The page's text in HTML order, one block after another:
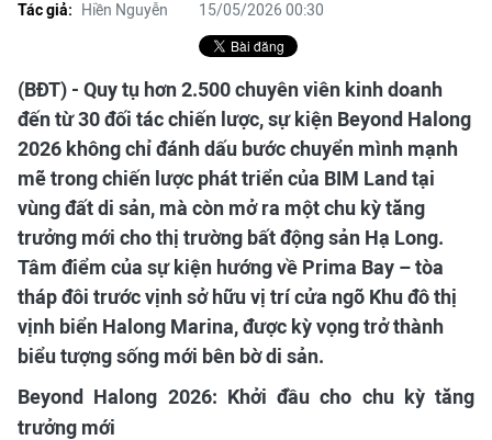
Tác giả: Hiền Nguyễn 15/05/2026 00:30
(BĐT) - Quy tụ hơn 2.500 chuyên viên kinh doanh
đến từ 30 đối tác chiến lược, sự kiện Beyond Halong
2026 không chỉ đánh dấu bước chuyển mình mạnh
mẽ trong chiến lược phát triển của BIM Land tại
vùng đất di sản, mà còn mở ra một chu kỳ tăng
trưởng mới cho thị trường bất động sản Hạ Long.
Tâm điểm của sự kiện hướng về Prima Bay – tòa
tháp đôi trước vịnh sở hữu vị trí cửa ngõ Khu đô thị
vịnh biển Halong Marina, được kỳ vọng trở thành
biểu tượng sống mới bên bờ di sản.
Beyond Halong 2026: Khởi đầu cho chu kỳ tăng
trưởng mới